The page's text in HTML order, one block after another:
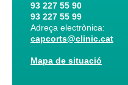
93 227 55 90
93 227 55 99
Adreça electrònica:
capcorts@clinic.cat
Mapa de situació